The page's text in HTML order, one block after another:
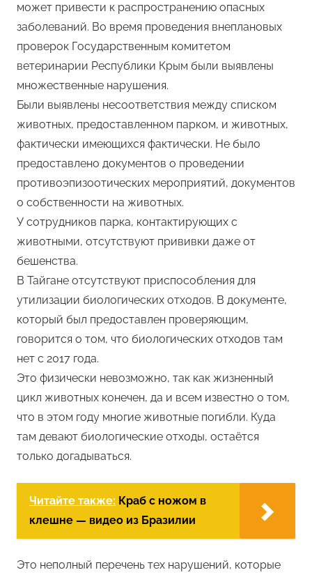
может привести к распространению опасных
заболеваний. Во время проведения внеплановых
проверок Государственным комитетом
ветеринарии Республики Крым были выявлены
множественные нарушения.
Были выявлены несоответствия между списком
животных, предоставленном парком, и животных,
фактически имеющихся фактически. Не было
предоставлено документов о проведении
противоэпизоотических мероприятий, документов
о собственности на животных.
У сотрудников парка, контактирующих с
животными, отсутствуют прививки даже от
бешенства.
В Тайгане отсутствуют приспособления для
утилизации биологических отходов. В документе,
который был предоставлен проверяющим,
говорится о том, что биологических отходов там
нет с 2017 года.
Это физически невозможно, так как жизненный
цикл животных конечен, да и всем известно о том,
что в этом году многие животные погибли. Куда
там девают биологические отходы, остаётся
только догадываться.
Читайте также: Краб с ножом в
клешне — видео из Бразилии
Это неполный перечень тех нарушений, которые